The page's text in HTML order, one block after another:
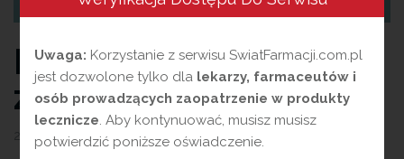
Nauka i natura kontra
zgaga i refluks
23 marca 2022 przezMagdalena Guźniczak
Uwaga: Korzystanie z serwisu SwiatFarmacji.com.pl
jest dozwolone tylko dla lekarzy, farmaceutów i
osób prowadzących zaopatrzenie w produkty
lecznicze. Aby kontynuować, musisz musisz
potwierdzić poniższe oświadczenie.